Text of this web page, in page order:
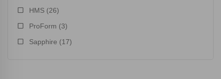
HMS (26)
ProForm (3)
Sapphire (17)